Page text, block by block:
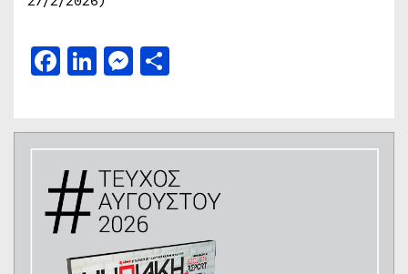
Facebook
LinkedIn
Messenger